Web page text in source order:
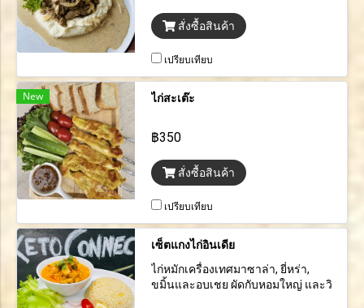
สั่งซื้อสินค้า
เปรียบเทียบ
New ไก่สะเต๊ะ
฿350
สั่งซื้อสินค้า
เปรียบเทียบ
เซ็ตแกงไก่อินเดีย
ไก่หมักเครื่องเทศมาซาล่า, ยี่หร่า,
ขมิ้นและอบเชย ผัดกับหอมใหญ่ และวิ